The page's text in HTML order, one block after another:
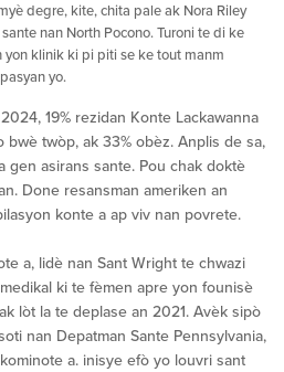
degre, kite, chita pale ak Nora Riley
nan North Pocono. Turoni te di ke
yon klinik ki pi piti se ke tout manm
yo.
19% rezidan Konte Lackawanna
bwè twòp, ak 33% obèz. Anplis de sa,
gen asirans sante. Pou chak doktè
Done resansman ameriken an
konte a ap viv nan povrete.
a, lidè nan Sant Wright te chwazi
ki te fèmen apre yon founisè
lòt la te deplase an 2021. Avèk sipò
nan Depatman Sante Pennsylvania,
a. inisye efò yo louvri sant